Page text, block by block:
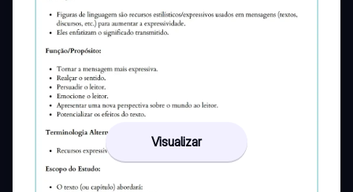
Visualizar